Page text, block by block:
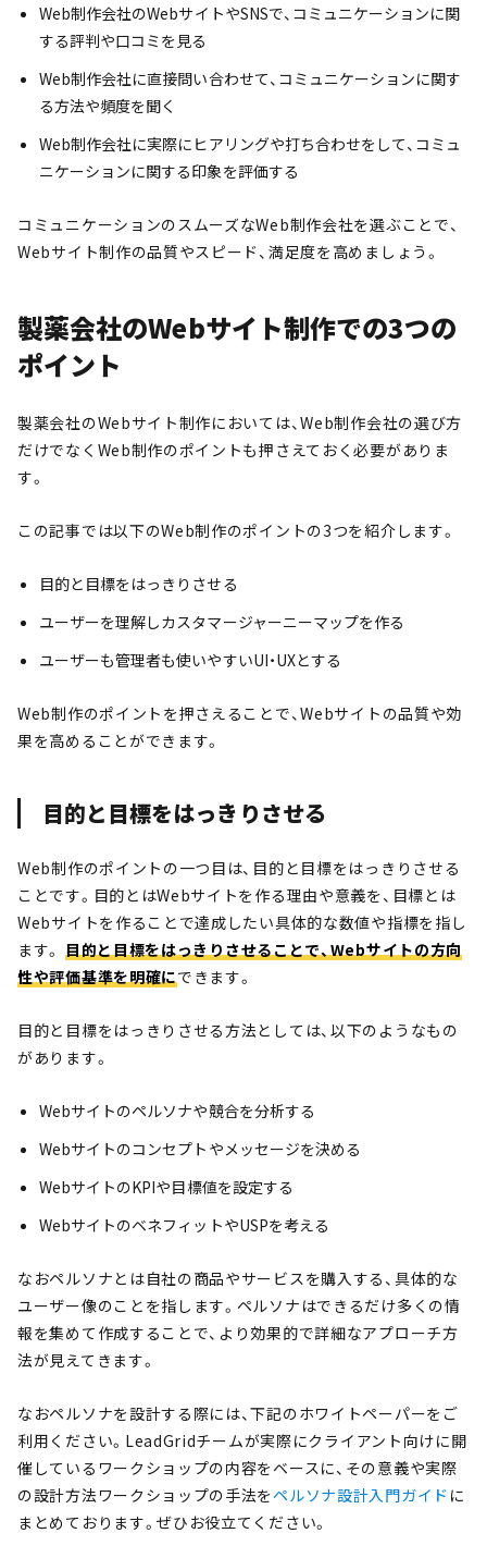
Web制作会社のWebサイトやSNSで、コミュニケーションに関
する評判や口コミを見る
Web制作会社に直接問い合わせて、コミュニケーションに関す
る方法や頻度を聞く
Web制作会社に実際にヒアリングや打ち合わせをして、コミュ
ニケーションに関する印象を評価する
コミュニケーションのスムーズなWeb制作会社を選ぶことで、
Webサイト制作の品質やスピード、満足度を高めましょう。
製薬会社のWebサイト制作での3つの
ポイント
製薬会社のWebサイト制作においては、Web制作会社の選び方
だけでなくWeb制作のポイントも押さえておく必要がありま
す。
この記事では以下のWeb制作のポイントの3つを紹介します。
目的と目標をはっきりさせる
ユーザーを理解しカスタマージャーニーマップを作る
ユーザーも管理者も使いやすいUI・UXとする
Web制作のポイントを押さえることで、Webサイトの品質や効
果を高めることができます。
目的と目標をはっきりさせる
Web制作のポイントの一つ目は、目的と目標をはっきりさせる
ことです。目的とはWebサイトを作る理由や意義を、目標とは
Webサイトを作ることで達成したい具体的な数値や指標を指し
ます。 目的と目標をはっきりさせることで、Webサイトの方向
性や評価基準を明確にできます。
目的と目標をはっきりさせる方法としては、以下のようなもの
があります。
Webサイトのペルソナや競合を分析する
Webサイトのコンセプトやメッセージを決める
WebサイトのKPIや目標値を設定する
WebサイトのベネフィットやUSPを考える
なおペルソナとは自社の商品やサービスを購入する、具体的な
ユーザー像のことを指します。ペルソナはできるだけ多くの情
報を集めて作成することで、より効果的で詳細なアプローチ方
法が見えてきます。
なおペルソナを設計する際には、下記のホワイトペーパーをご
利用ください。LeadGridチームが実際にクライアント向けに開
催しているワークショップの内容をベースに、その意義や実際
の設計方法ワークショップの手法をペルソナ設計入門ガイド に
まとめております。ぜひお役立てください。